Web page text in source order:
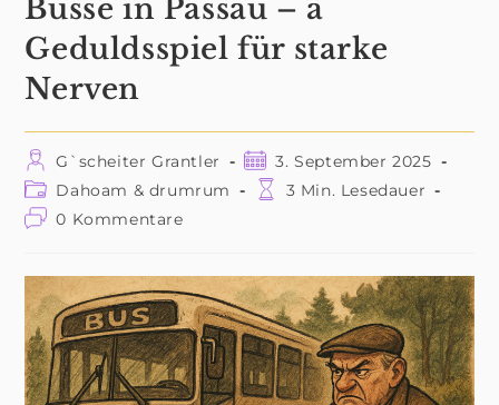
Busse in Passau – a
Geduldsspiel für starke
Nerven
Beitrags-
Autor:
G`scheiter Grantler
Beitrag
veröffentlicht:
3. September 2025
Beitrags-
Kategorie:
Dahoam & drumrum Lesedauer:
3 Min. Lesedauer
Beitrags-
0 Kommentare